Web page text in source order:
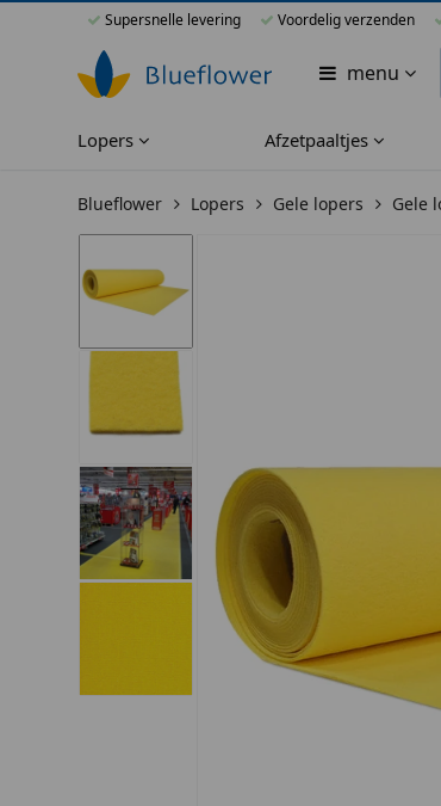
Supersnelle levering Voordelig verzenden
menu
Lopers Afzetpaaltjes
Blueflower Lopers Gele lopers Gele